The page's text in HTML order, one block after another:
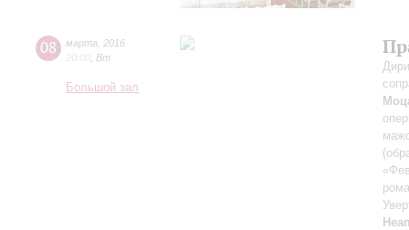
08 марта
2016
20:00 Вт
Большой зал